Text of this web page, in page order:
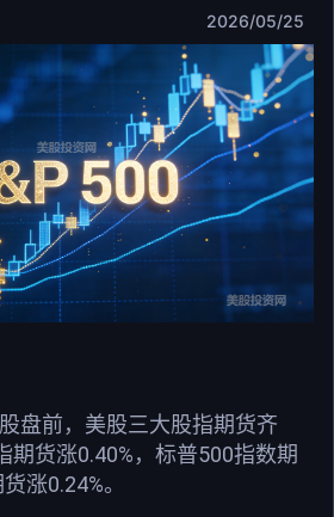
2026/05/25
盘前，美股三大股指期货齐
期货涨0.40%，标普500指数期
涨0.24%。